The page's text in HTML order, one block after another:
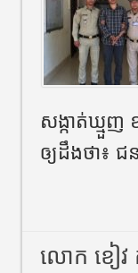
សង្កាត់ឃ្មួ
ឲ្យដឹងថា៖
លោក ខៀវ